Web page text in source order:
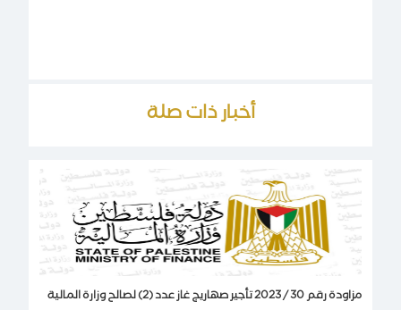
أخبار ذات صلة
مزاودة رقم 30 / 2023 تأجير صهاريج غاز عدد (2) لصالح وزارة المالية